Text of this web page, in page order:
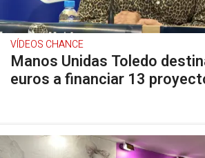
VÍDEOS CHANCE
Manos Unidas Toledo
euros a financiar 13